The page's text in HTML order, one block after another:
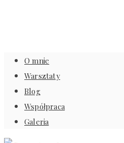
O mnie
Warsztaty
Blog
Współpraca
Galeria